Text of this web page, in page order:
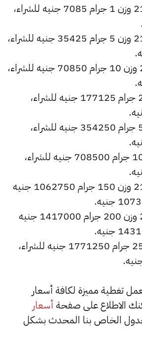
أسعار الذهب عيار 21 وزن 1 جرام 7085 جنيه للشراء،
أسعار الذهب عيار 21 وزن 5 جرام 35425 جنيه للشراء،
سعر الذهب عيار 21 وزن 10 جرام 70850 جنيه للشراء،
سعر عيار 21 وزن 25 جرام 177125 جنيه للشراء،
سعر عيار 21 وزن 50 جرام 354250 جنيه للشراء،
سعر عيار 21 وزن 100 جرام 708500 جنيه للشراء،
أسعار الذهب عيار 21 وزن 150 جرام 1062750 جنيه
سعر الذهب عيار 21 وزن 200 جرام 1417000 جنيه
سعر عيار 21 وزن 250 جرام 1771250 جنيه للشراء،
في مصر 365 بعمل تغطية مميزة لكافة أسعار
الاطلاع على صفحة أسعار
الخاص بنا المحدث بشكل